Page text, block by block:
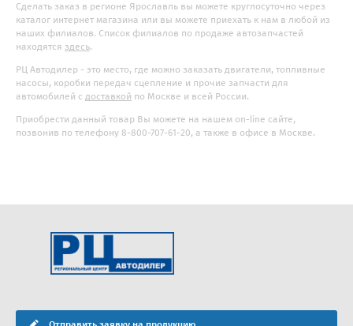
Сделать заказ в регионе Ярославль вы можете круглосуточно через
каталог интернет магазина или вы можете приехать к нам в любой из
наших филиалов. Список филиалов по продаже автозапчастей
находятся здесь.
РЦ Автодилер - это место, где можно заказать двигатели, топливные
насосы, коробки передач сцепление и прочие запчасти для
автомобилей с доставкой по Москве и всей России.
Приобрести данный товар Вы можете на нашем on-line сайте,
позвонив по телефону 8-800-707-61-20, а также в офисе в Москве.